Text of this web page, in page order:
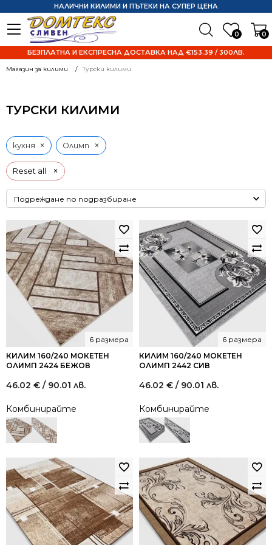
0 0
НАЛИЧНИ КИЛИМИ И ПЪТЕКИ НА СУПЕР ЦЕНА
БЕЗПЛАТНА И ЕКСПРЕСНА ДОСТАВКА НАД €153.39 / 300ЛВ.
Магазин за килими Турски килими
ТУРСКИ КИЛИМИ
Reset all ×
кухня × Олимп ×
КИЛИМ 160/240 МОКЕТЕН
ОЛИМП 2424 БЕЖОВ
6 размера
46.02 € / 90.01 лв.
Комбинирайте
КИЛИМ 160/240 МОКЕТЕН
ОЛИМП 2442 СИВ
6 размера
46.02 € / 90.01 лв.
Комбинирайте